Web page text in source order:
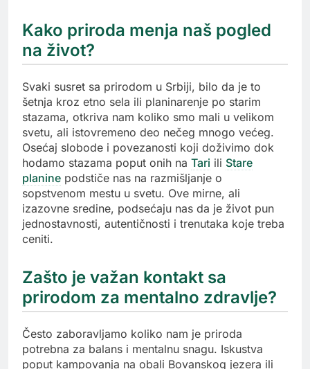
Kako priroda menja naš pogled
na život?
Svaki susret sa prirodom u Srbiji, bilo da je to
šetnja kroz etno sela ili planinarenje po starim
stazama, otkriva nam koliko smo mali u velikom
svetu, ali istovremeno deo nečeg mnogo većeg.
Osećaj slobode i povezanosti koji doživimo dok
hodamo stazama poput onih na Tari ili Stare
planine podstiče nas na razmišljanje o
sopstvenom mestu u svetu. Ove mirne, ali
izazovne sredine, podsećaju nas da je život pun
jednostavnosti, autentičnosti i trenutaka koje treba
ceniti.
Zašto je važan kontakt sa
prirodom za mentalno zdravlje?
Često zaboravljamo koliko nam je priroda
potrebna za balans i mentalnu snagu. Iskustva
poput kampovanja na obali Bovanskog jezera ili